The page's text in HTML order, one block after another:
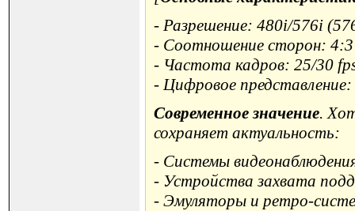
- Разрешение: 480i/576i
- Соотношение сторон:
- Частота кадров: 25/30
- Цифровое
Современное значение.
сохраняет актуальность:
- Системы
- Устройства захвата
- Эмуляторы и ретро-